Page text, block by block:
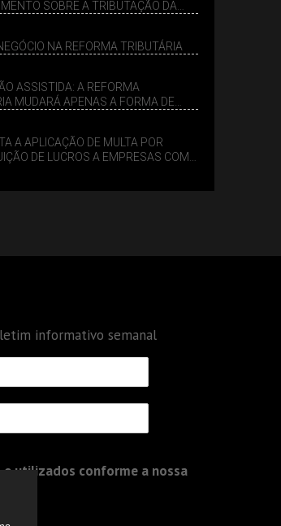
SOBRE A TRIBUTAÇÃO DA
NA REFORMA TRIBUTÁRIA
ASSISTIDA: A REFORMA
MUDARÁ APENAS A FORMA DE
A APLICAÇÃO DE MULTA POR
DE LUCROS A EMPRESAS COM
informativo semanal
utilizados conforme a nossa